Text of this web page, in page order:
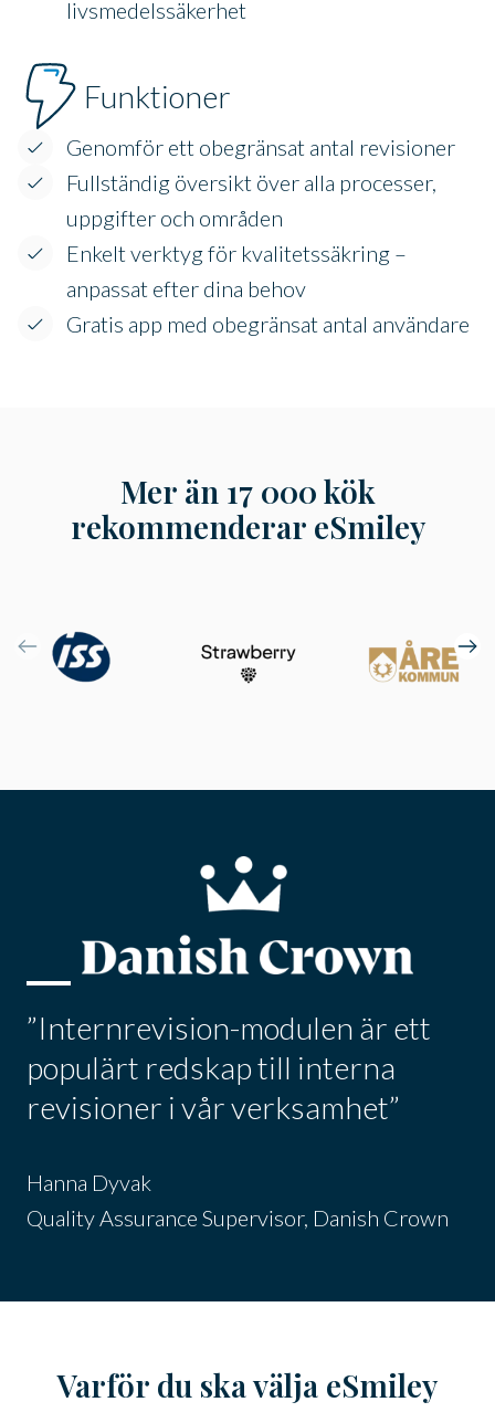
livsmedelssäkerhet
Funktioner
Genomför ett obegränsat antal revisioner
Fullständig översikt över alla processer,
uppgifter och områden
Enkelt verktyg för kvalitetssäkring –
anpassat efter dina behov
Gratis app med obegränsat antal användare
Mer än 17 000 kök
rekommenderar eSmiley
”Internrevision-modulen är ett
populärt redskap till interna
revisioner i vår verksamhet”
Hanna Dyvak
Quality Assurance Supervisor, Danish Crown
Varför du ska välja eSmiley